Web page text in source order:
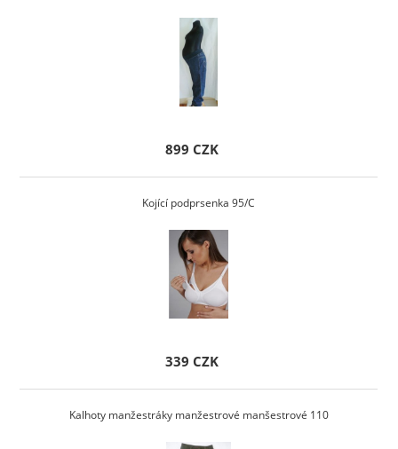
899 CZK
Kojící podprsenka 95/C
339 CZK
Kalhoty manžestráky manžestrové manšestrové 110